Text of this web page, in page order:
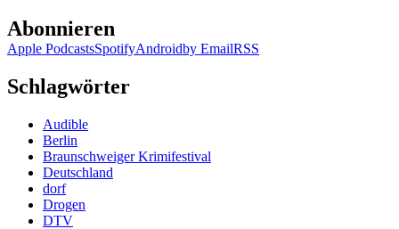
Abonnieren
Apple PodcastsSpotifyAndroidby EmailRSS
Schlagwörter
Audible
Berlin
Braunschweiger Krimifestival
Deutschland
dorf
Drogen
DTV